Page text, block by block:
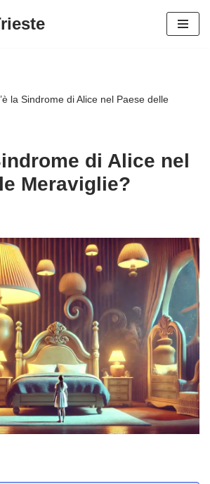
la Sindrome di Alice nel Paese delle
di Alice nel
Meraviglie?